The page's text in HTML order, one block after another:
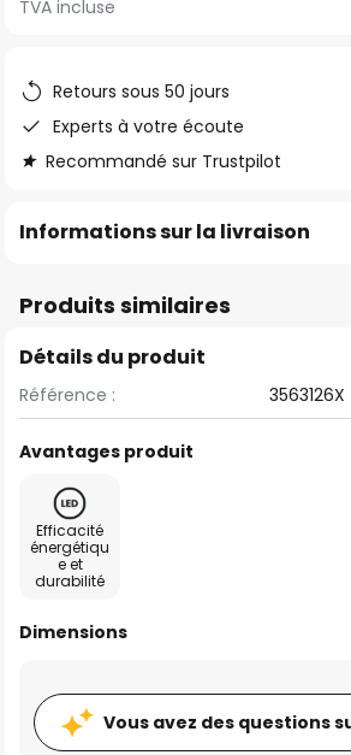
images
gallery
TVA incluse
Retours sous 50 jours
Experts à votre écoute
Recommandé sur Trustpilot
Informations sur la livraison
Produits similaires
Détails du produit
Référence : 3563126X
Avantages produit
Efficacité
énergétiqu
e et
durabilité
Dimensions
Vous avez des questions